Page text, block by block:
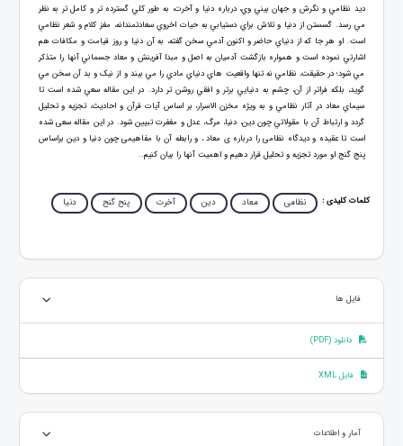
ديد نظامي و نگرش و جهان بيني وي، درباره دنيا و آخرت، به طور کلي گسترده تر و کامل تر به نظر
مي رسد. گسستن از دنيا و تلاش براي دستيابي به حيات اخروي سعادتمندانه، مغز کلام و شعر نظامي
است. او هر جا که از دنياي حاضر و اکنون آدمي سخن گفته، به آن دنيا و روز قيامت و مکافات هم
اشارتي نموده است و همواره بازگشت آدميان به اصل و مبدا آفرينش و معاد جسماني آنها را متذکر
مي شود؛ در حقيقت، نظامي نه تنها واقعيت هاي دنياي مادي را مي بيند و از نيک و بد آن سخن مي
گويد، بلکه فراتر از آن، چشم به دنيايي برتر و افقي روشن تر دارد. در اين مقاله سعي شده است تا
سيماي معاد در آثار نظامي و به ويژه مخزن الاسرار، بر اساس آيات قرآن و احاديث، تجزيه و تحليل
گردد و ارتباط آن با مقولاتي چون دين، دنيا، مرگ، عدل و مغفرت تبيين شود. در این مقاله سعی شده
است تا عقیده و دیدگاه نظامی را درباره ی معاد ، و رابطه آن با مفاهیمی چون دنیا و دین براساس
پنج گنج او مورد تجزیه و تحلیل قرار دهیم و اهمیت آنها را بیان کنیم..
کلمات کلیدی : نظامی معاد دین آخرت پنج گنج دنیا
فایل ها
دانلود (PDF)
فایل XML
آمار و اطلاعات